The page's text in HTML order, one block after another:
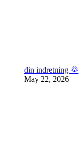
din indretning 🌞
May 22, 2026